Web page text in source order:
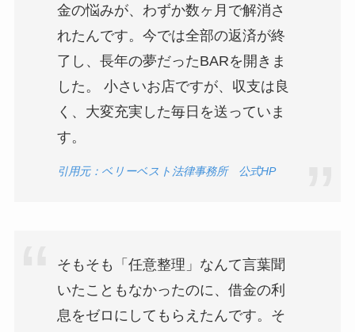
金の悩みが、わずか数ヶ月で解消さ
れたんです。今では全部の返済が終
了し、長年の夢だったBARを開きま
した。 小さいお店ですが、収支は良
く、大変充実した毎日を送っていま
す。
引用元：ベリーベスト法律事務所 公式HP
そもそも「任意整理」なんて言葉聞
いたこともなかったのに、借金の利
息をゼロにしてもらえたんです。そ